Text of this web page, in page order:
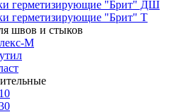
герметизирующие "Брит" ДШ
герметизирующие "Брит" Т
швов и стыков
М